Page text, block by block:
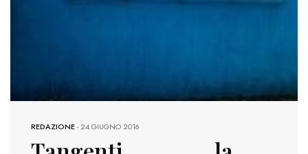
REDAZIONE-24 GIUGNO 2016